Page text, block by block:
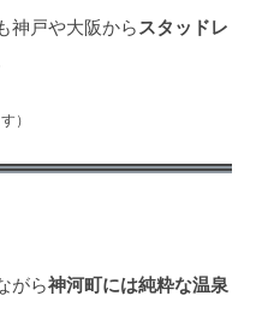
神戸や大阪からスタッドレ
）
がら神河町には純粋な温泉